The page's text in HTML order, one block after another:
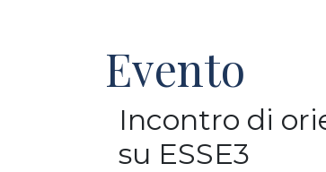
Evento
Incontro di
su ESSE3